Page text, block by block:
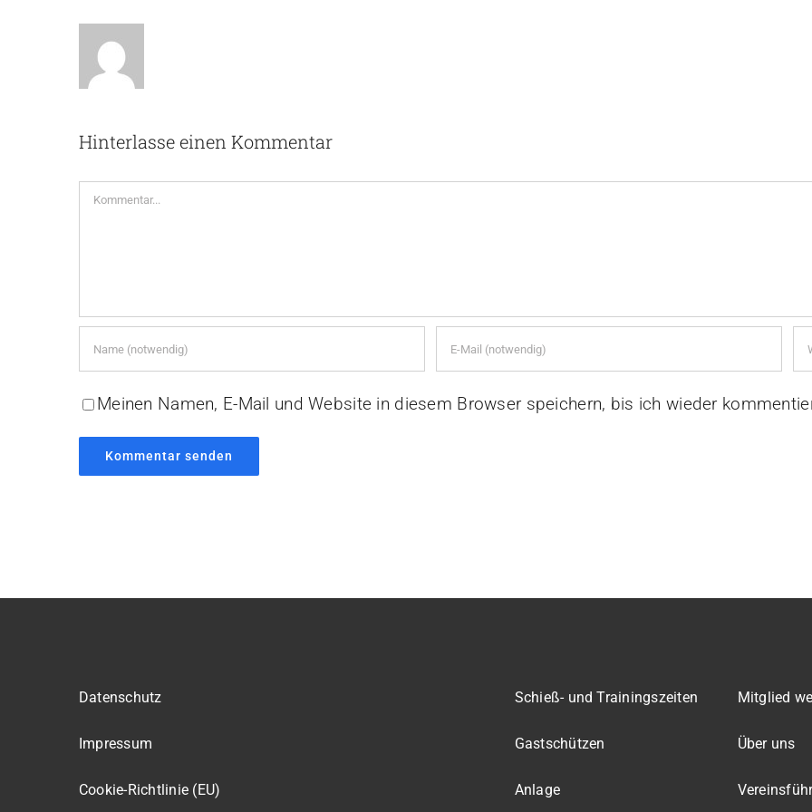
Hinterlasse einen Kommentar
Kommentar
Meinen Namen, E-Mail und Website in diesem Browser speichern, bis ich wieder
Datenschutz
Impressum
Cookie-Richtlinie (EU)
Schieß- und Trainingszeiten
Gastschützen
Anlage
Mitglied
Über uns